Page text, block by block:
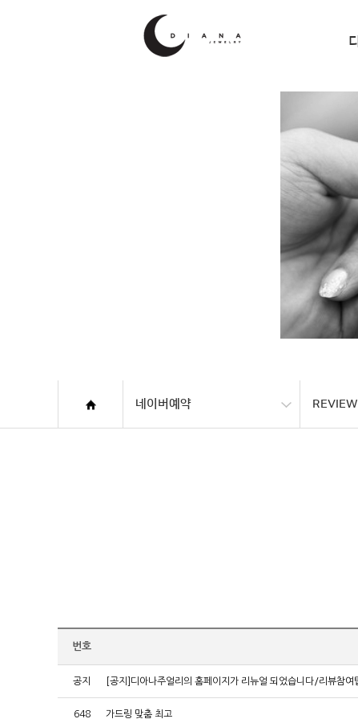
네이버예약 REVIEW
번호
공지 [공지]디아나주얼리의 홈페이지가 리뉴얼 되었습니다/리뷰참여
648 가드링 맞춤 최고